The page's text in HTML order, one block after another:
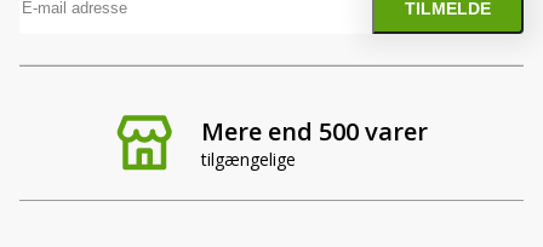
Mere end 500 varer
tilgængelige